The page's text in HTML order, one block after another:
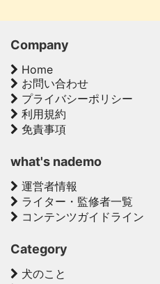
Company
Home
お問い合わせ
プライバシーポリシー
利用規約
免責事項
what's nademo
運営者情報
ライター・監修者一覧
コンテンツガイドライン
Category
犬のこと